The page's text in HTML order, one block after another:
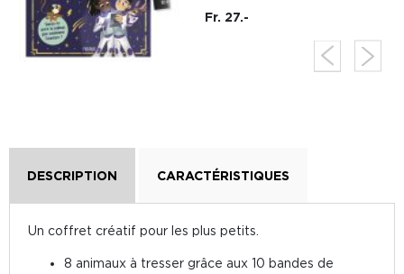
Fr. 27.-
DESCRIPTION CARACTÉRISTIQUES
Un coffret créatif pour les plus petits.
8 animaux à tresser grâce aux 10 bandes de